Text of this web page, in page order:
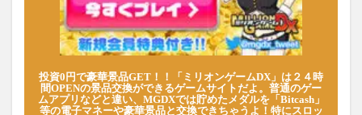
投資0円で豪華景品GET！！「ミリオンゲームDX」は２４時
間OPENの景品交換ができるゲームサイトだよ。普通のゲー
ムアプリなどと違い、MGDXでは貯めたメダルを「Bitcash」
等の電子マネーや豪華景品と交換できちゃうよ！特にスロッ